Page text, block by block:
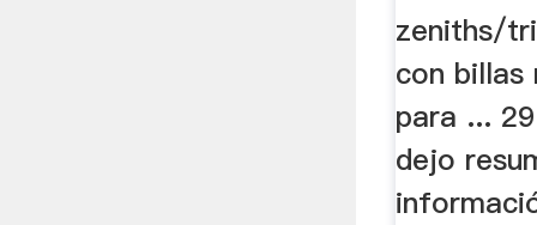
zeniths/
con billas
para ...
dejo